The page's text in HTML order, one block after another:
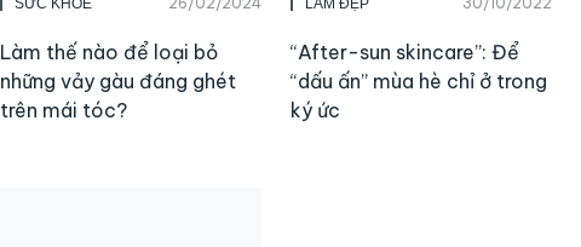
Làm thế nào để loại bỏ
những vảy gàu đáng ghét
trên mái tóc?
“After-sun skincare”: Để
“dấu ấn” mùa hè chỉ ở trong
ký ức